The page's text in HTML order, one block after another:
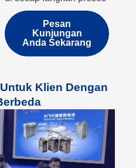
Pesan
Kunjungan
Anda Sekarang
Klien Dengan